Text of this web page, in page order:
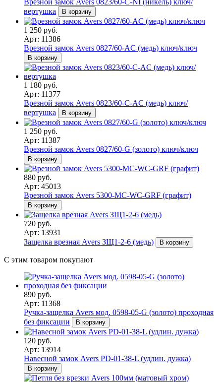
Врезной замок Avers 0823/60-C-NI (никель) ключ/
вертушка
В корзину
1 250 руб.
Арт: 11386
Врезной замок Avers 0827/60-AC (медь) ключ/ключ
В корзину
1 180 руб.
Арт: 11377
Врезной замок Avers 0823/60-C-AC (медь) ключ/
вертушка
В корзину
1 250 руб.
Арт: 11387
Врезной замок Avers 0827/60-G (золото) ключ/ключ
В корзину
880 руб.
Арт: 45013
Врезной замок Avers 5300-MC-WC-GRF (графит)
В корзину
720 руб.
Арт: 13931
Защелка врезная Avers ЗЩ1-2-6 (медь)
В корзину
С этим товаром покупают
890 руб.
Арт: 11368
Ручка-защелка Avers мод. 0598-05-G (золото) проходная
без фиксации
В корзину
120 руб.
Арт: 13914
Навесной замок Avers PD-01-38-L (удлин. дужка)
В корзину